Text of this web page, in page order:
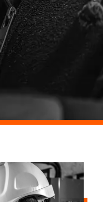
elétrica
Paulo
instalações e